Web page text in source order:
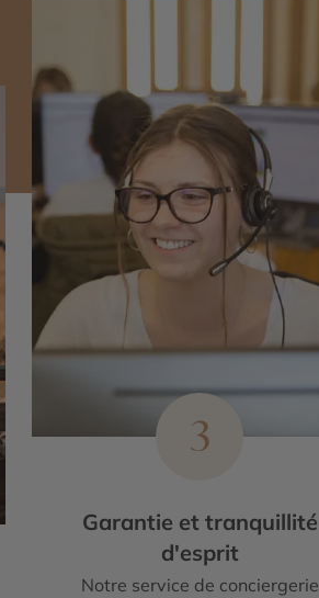
3
Garantie et tranquillité
d'esprit
Notre service de conciergerie